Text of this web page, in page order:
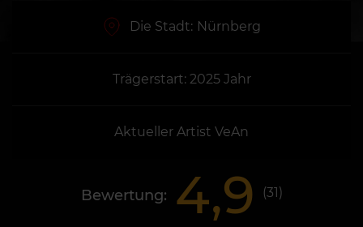
Die Stadt: Nürnberg
Trägerstart: 2025 Jahr
Aktueller Artist VeAn
Bewertung: 4,9 (31)